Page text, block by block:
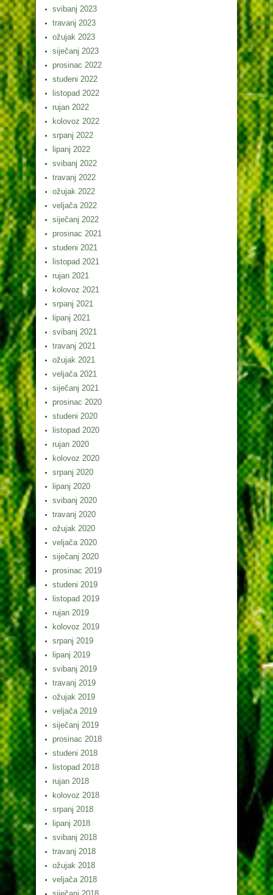
svibanj 2023
travanj 2023
ožujak 2023
siječanj 2023
prosinac 2022
studeni 2022
listopad 2022
rujan 2022
kolovoz 2022
srpanj 2022
lipanj 2022
svibanj 2022
travanj 2022
ožujak 2022
veljača 2022
siječanj 2022
prosinac 2021
studeni 2021
listopad 2021
rujan 2021
kolovoz 2021
srpanj 2021
lipanj 2021
svibanj 2021
travanj 2021
ožujak 2021
veljača 2021
siječanj 2021
prosinac 2020
studeni 2020
listopad 2020
rujan 2020
kolovoz 2020
srpanj 2020
lipanj 2020
svibanj 2020
travanj 2020
ožujak 2020
veljača 2020
siječanj 2020
prosinac 2019
studeni 2019
listopad 2019
rujan 2019
kolovoz 2019
srpanj 2019
lipanj 2019
svibanj 2019
travanj 2019
ožujak 2019
veljača 2019
siječanj 2019
prosinac 2018
studeni 2018
listopad 2018
rujan 2018
kolovoz 2018
srpanj 2018
lipanj 2018
svibanj 2018
travanj 2018
ožujak 2018
veljača 2018